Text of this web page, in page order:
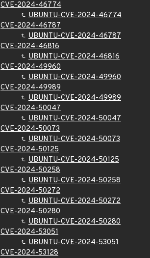
CVE-2024-46774
UBUNTU-CVE-2024-46774
CVE-2024-46787
UBUNTU-CVE-2024-46787
CVE-2024-46816
UBUNTU-CVE-2024-46816
CVE-2024-49960
UBUNTU-CVE-2024-49960
CVE-2024-49989
UBUNTU-CVE-2024-49989
CVE-2024-50047
UBUNTU-CVE-2024-50047
CVE-2024-50073
UBUNTU-CVE-2024-50073
CVE-2024-50125
UBUNTU-CVE-2024-50125
CVE-2024-50258
UBUNTU-CVE-2024-50258
CVE-2024-50272
UBUNTU-CVE-2024-50272
CVE-2024-50280
UBUNTU-CVE-2024-50280
CVE-2024-53051
UBUNTU-CVE-2024-53051
CVE-2024-53128